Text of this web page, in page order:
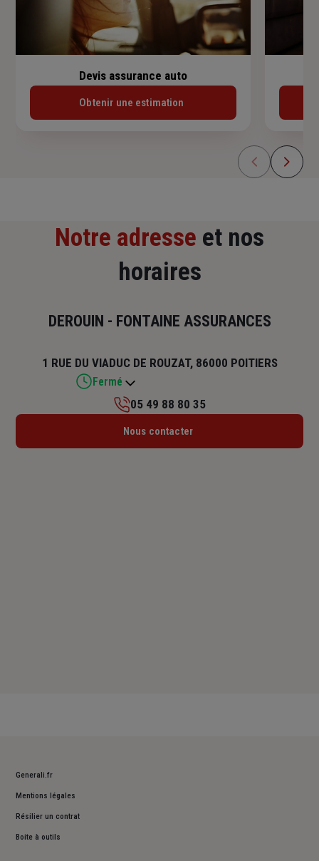
Devis assurance auto
Obtenir une estimation
Notre adresse et nos
horaires
DEROUIN - FONTAINE ASSURANCES
1 RUE DU VIADUC DE ROUZAT, 86000 POITIERS
Fermé
Lundi : 08h30 – 12h / 14h – 18h
05 49 88 80 35
Nous contacter
Generali.fr
Mentions légales
Résilier un contrat
Boite à outils